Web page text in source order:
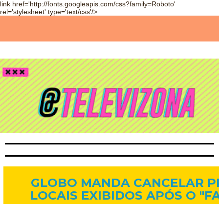
link href='http://fonts.googleapis.com/css?family=Roboto'
rel='stylesheet' type='text/css'/>
GLOBO MANDA CANCELAR
LOCAIS EXIBIDOS APÓS O